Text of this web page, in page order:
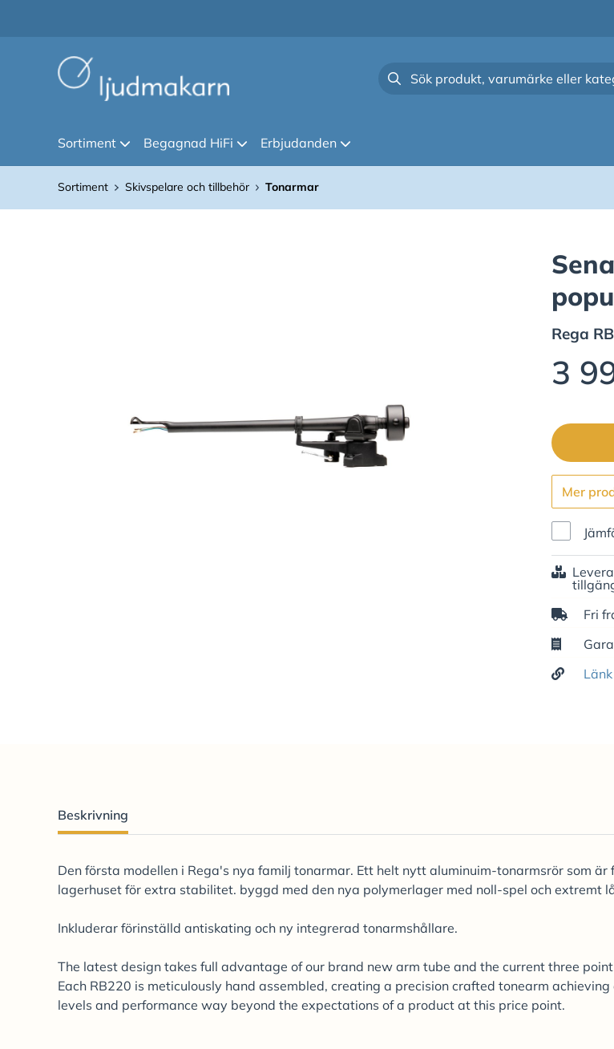
Sortiment Begagnad HiFi Erbjudanden
Sortiment Skivspelare och tillbehör Tonarmar
Rega
3
Mer
Fri
Beskrivning
Den första modellen i Rega's nya familj tonarmar. Ett helt nytt aluminuim-tonarmsrör som är
lagerhuset för extra stabilitet. byggd med den nya polymerlager med noll-spel och extremt
Inkluderar förinställd antiskating och ny integrerad tonarmshållare.
The latest design takes full advantage of our brand new arm tube and the current three
Each RB220 is meticulously hand assembled, creating a precision crafted tonearm
levels and performance way beyond the expectations of a product at this price point.